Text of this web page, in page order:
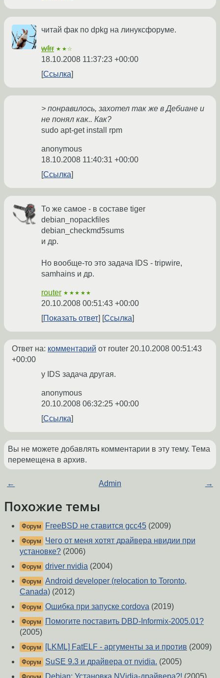
читай фак по dpkg на линуксфоруме.
wfrr ★★☆
18.10.2008 11:37:23 +00:00
Ссылка
> понравилось, захотел так же в Дебиане и
не понял как.. Как?
sudo apt-get install rpm
anonymous
18.10.2008 11:40:31 +00:00
Ссылка
То же самое - в составе tiger
debian_nopackfiles
debian_checkmd5sums
и др.
Но вообще-то это задача IDS - tripwire,
samhains и др.
router ★★★★★
20.10.2008 00:51:43 +00:00
Показать ответ
Ссылка
Ответ на: комментарий от router 20.10.2008 00:51:43
+00:00
у IDS задача другая.
anonymous
20.10.2008 06:32:25 +00:00
Ссылка
Вы не можете добавлять комментарии в эту тему. Тема
перемещена в архив.
← Admin →
Похожие темы
Форум FreeBSD не ставится gcc45 (2009)
Форум
Чего от меня хотят драйвера нвидии при
установке? (2006)
Форум driver nvidia (2004)
Форум Android developer (relocation to Toronto,
Canada) (2012)
Форум Ошибка при запуске cordova (2019)
Форум
Помогите поставить DBD-Informix-2005.01?
(2005)
Форум [LKML] FatELF - аргументы за и против (2009)
Форум SuSE 9.3 и драйвера от nvidia. (2005)